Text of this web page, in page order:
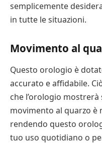
semplicemente
in tutte le situazioni.
Movimento al
Questo orologio è
accurato e affidabile.
che l’orologio mostrerà
movimento al quarzo è
rendendo questo
tuo uso quotidiano o